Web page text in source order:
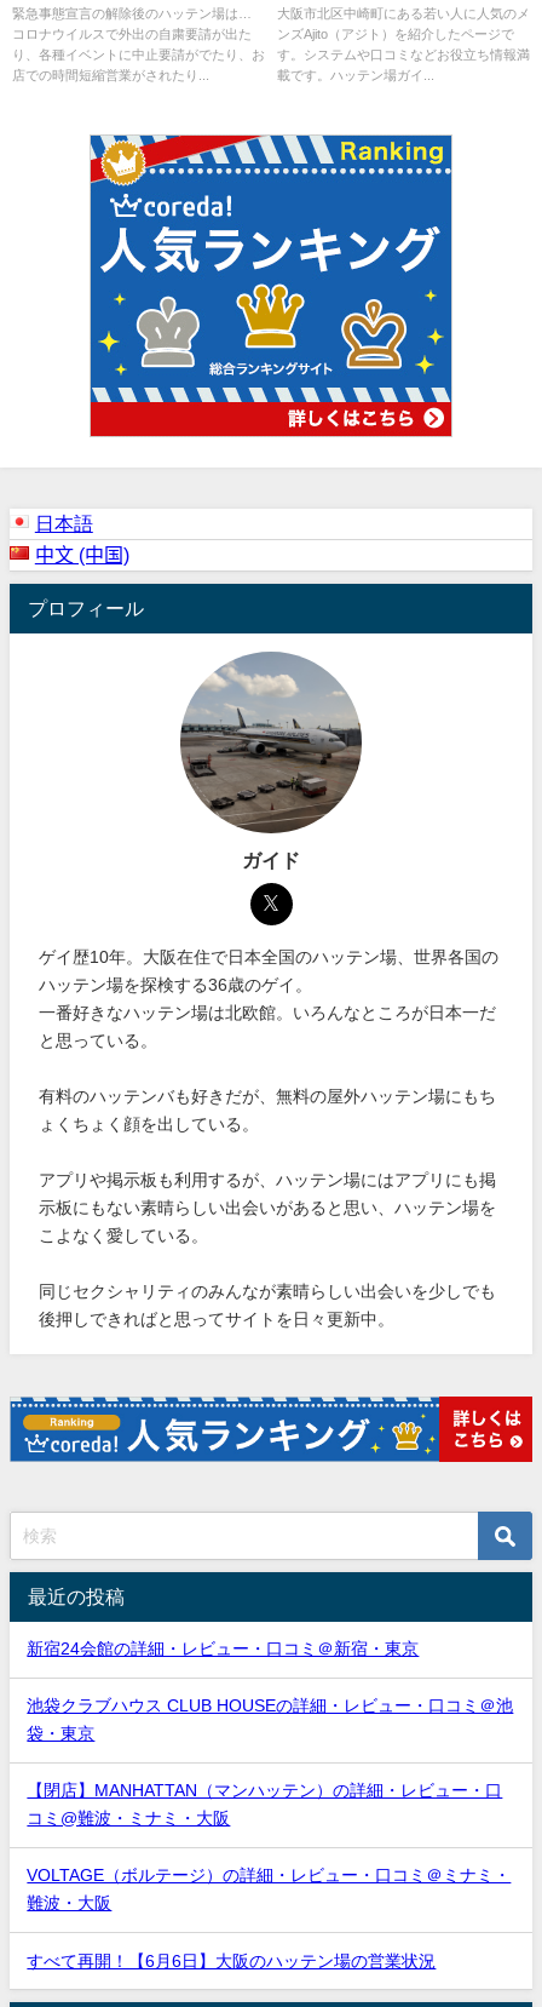
緊急事態宣言の解除後のハッテン場は…
コロナウイルスで外出の自粛要請が出た
り、各種イベントに中止要請がでたり、お
店での時間短縮営業がされたり...
町・梅田・大阪
大阪市北区中崎町にある若い人に人気のメ
ンズAjito（アジト）を紹介したページで
す。システムや口コミなどお役立ち情報満
載です。ハッテン場ガイ...
日本語
中文 (中国)
プロフィール
ガイド
ゲイ歴10年。大阪在住で日本全国のハッテン場、世界各国の
ハッテン場を探検する36歳のゲイ。
一番好きなハッテン場は北欧館。いろんなところが日本一だ
と思っている。
有料のハッテンバも好きだが、無料の屋外ハッテン場にもち
ょくちょく顔を出している。
アプリや掲示板も利用するが、ハッテン場にはアプリにも掲
示板にもない素晴らしい出会いがあると思い、ハッテン場を
こよなく愛している。
同じセクシャリティのみんなが素晴らしい出会いを少しでも
後押しできればと思ってサイトを日々更新中。
最近の投稿
新宿24会館の詳細・レビュー・口コミ＠新宿・東京
池袋クラブハウス CLUB HOUSEの詳細・レビュー・口コミ＠池
袋・東京
【閉店】MANHATTAN（マンハッテン）の詳細・レビュー・口
コミ@難波・ミナミ・大阪
VOLTAGE（ボルテージ）の詳細・レビュー・口コミ＠ミナミ・
難波・大阪
すべて再開！【6月6日】大阪のハッテン場の営業状況